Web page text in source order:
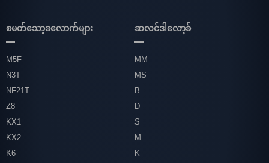
စမတ်သော့ခလောက်များ
M5F
N3T
NF21T
Z8
KX1
KX2
K6
ဆလင်ဒါလော့ခ်
MM
MS
B
D
S
M
K